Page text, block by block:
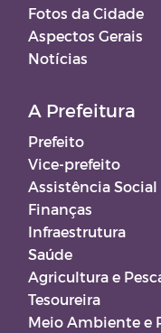
Fotos da Cidade
Aspectos Gerais
Notícias
A Prefeitura
Prefeito
Vice-prefeito
Assistência Social
Finanças
Infraestrutura
Saúde
Agricultura e
Tesoureira
Meio Ambiente e